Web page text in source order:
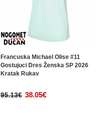
Francuska Michael Olise #11
Gostujuci Dres Ženska SP 2026
Kratak Rukav
95.13€ 38.05€